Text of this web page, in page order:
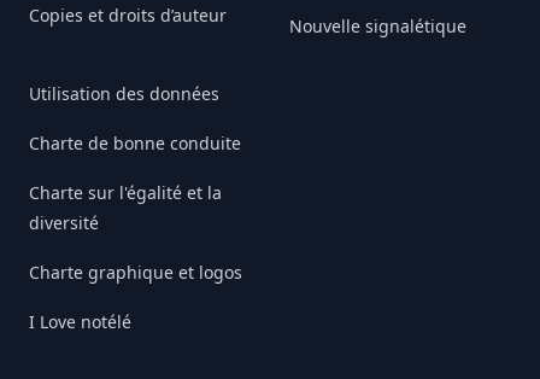
Copies et droits d’auteur
Utilisation des données
Charte de bonne conduite
Charte sur l'égalité et la
diversité
Charte graphique et logos
I Love notélé
Nouvelle signalétique